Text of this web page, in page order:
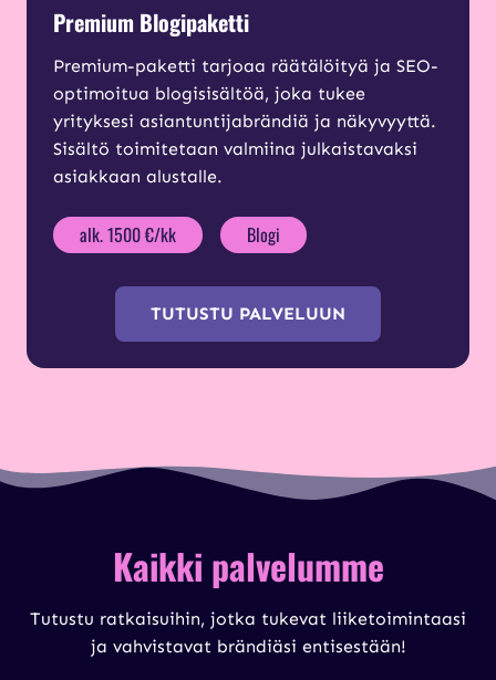
Premium Blogipaketti
Premium-paketti tarjoaa räätälöityä ja SEO-
optimoitua blogisisältöä, joka tukee
yrityksesi asiantuntijabrändiä ja näkyvyyttä.
Sisältö toimitetaan valmiina julkaistavaksi
asiakkaan alustalle.
alk. 1500 €/kk Blogi
TUTUSTU PALVELUUN
Kaikki palvelumme
Tutustu ratkaisuihin, jotka tukevat liiketoimintaasi
ja vahvistavat brändiäsi entisestään!